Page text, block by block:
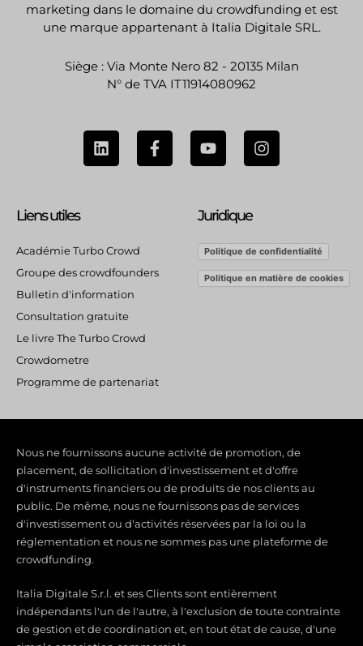
marketing dans le domaine du crowdfunding et est
une marque appartenant à Italia Digitale SRL.
Siège : Via Monte Nero 82 - 20135 Milan
N° de TVA IT11914080962
L
i
n
n
F
a
c
-
Y
o
u
b
I
n
s
a
m
Liens utiles
Académie Turbo Crowd
Groupe des crowdfounders
Bulletin d'information
Consultation gratuite
Le livre The Turbo Crowd
Crowdometre
Programme de partenariat
Juridique
Politique de confidentialité
Politique en matière de cookies
Nous ne fournissons aucune activité de promotion, de
placement, de sollicitation d'investissement et d'offre
d'instruments financiers ou de produits de nos clients au
public. De même, nous ne fournissons pas de services
d'investissement ou d'activités réservées par la loi ou la
réglementation et nous ne sommes pas une plateforme de
crowdfunding.
Italia Digitale S.r.l. et ses Clients sont entièrement
indépendants l'un de l'autre, à l'exclusion de toute contrainte
de gestion et de coordination et, en tout état de cause, d'une